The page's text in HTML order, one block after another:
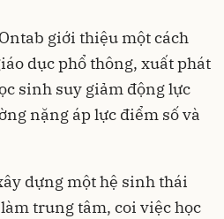
giới thiệu một cách
dục phổ thông, xuất phát
sinh suy giảm động lực
nặng áp lực điểm số và
dựng một hệ sinh thái
trung tâm, coi việc học